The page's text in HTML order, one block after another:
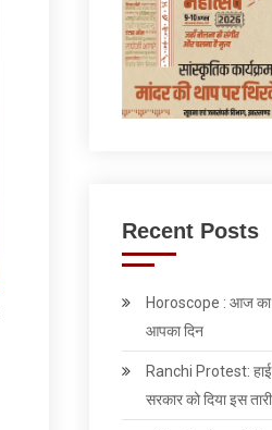
Recent Posts
Horoscope : आज का
आपका दिन
Ranchi Protest:
सरकार को दिया इस